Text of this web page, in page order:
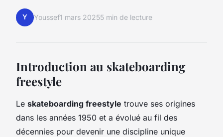
Y Youssef1 mars 20255 min de lecture
Introduction au skateboarding
freestyle
Le skateboarding freestyle trouve ses origines
dans les années 1950 et a évolué au fil des
décennies pour devenir une discipline unique